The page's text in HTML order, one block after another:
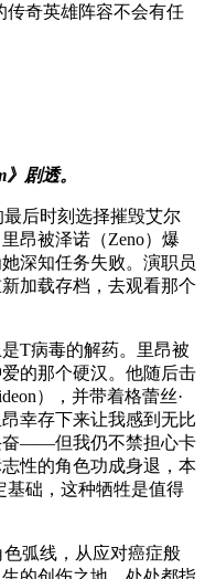
传奇英雄阵容不会有任
剧透。
最后时刻选择摧毁艾尔
昂被泽诺（Zeno）爆
深知任务失败。演职员
加载存档，去观看那个
T病毒的解药。里昂被
的那个硬汉。他随后击
），并带着格蕾丝·
幸存下来让我感到无比
——但我仍不禁担心卡
性的角色功成身退，本
基础，这种牺牲是值得
色弧线，从应对癌症般